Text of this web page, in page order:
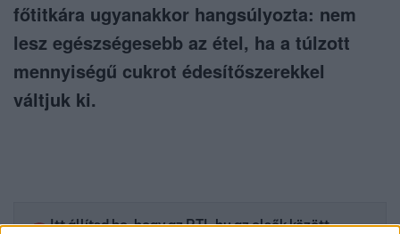
főtitkára ugyanakkor hangsúlyozta: nem
lesz egészségesebb az étel, ha a túlzott
mennyiségű cukrot édesítőszerekkel
váltjuk ki.
Itt állítsd be, hogy az RTL.hu az elsők között